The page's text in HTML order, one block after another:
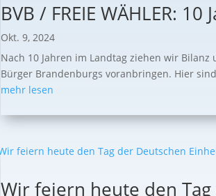
BVB / FREIE WÄHLER:
Okt. 9, 2024
Nach 10 Jahren im Landtag ziehen wir
Bürger Brandenburgs voranbringen. Hier
mehr lesen
Wir feiern heute den